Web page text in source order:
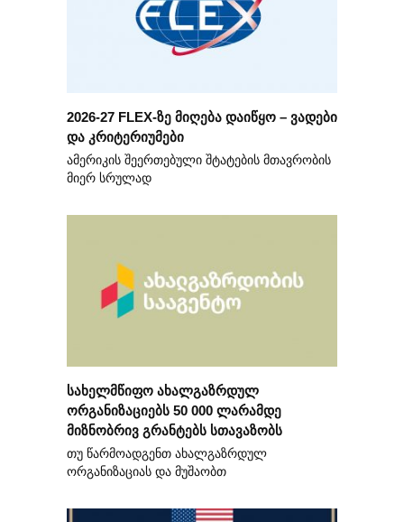
2026-27 FLEX-ზე მიღება დაიწყო – ვადები
და კრიტერიუმები
ამერიკის შეერთებული შტატების მთავრობის
მიერ სრულად
სახელმწიფო ახალგაზრდულ
ორგანიზაციებს 50 000 ლარამდე
მიზნობრივ გრანტებს სთავაზობს
თუ წარმოადგენთ ახალგაზრდულ
ორგანიზაციას და მუშაობთ